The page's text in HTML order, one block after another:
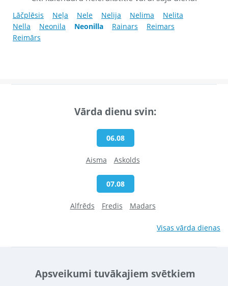
Lāčplēsis Neļa Nele Nelija Nelima
Nelita
Nella
Neonila Neonilla Rainars
Reimars
Reimārs
Vārda dienu svin:
06.08
Aisma Askolds
07.08
Alfrēds Fredis Madars
Visas vārda dienas
Apsveikumi tuvākajiem svētkiem